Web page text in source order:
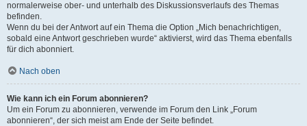
normalerweise ober- und unterhalb des Diskussionsverlaufs des Themas
befinden.
Wenn du bei der Antwort auf ein Thema die Option „Mich benachrichtigen,
sobald eine Antwort geschrieben wurde“ aktivierst, wird das Thema ebenfalls
für dich abonniert.
Nach oben
Wie kann ich ein Forum abonnieren?
Um ein Forum zu abonnieren, verwende im Forum den Link „Forum
abonnieren“, der sich meist am Ende der Seite befindet.